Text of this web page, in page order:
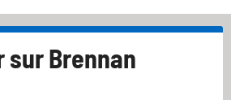
surBrennan